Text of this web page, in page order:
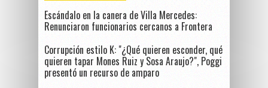
Escándalo en la canera de Villa Mercedes:
Renunciaron funcionarios cercanos a Frontera
Corrupción estilo K: "¿Qué quieren esconder, qué
quieren tapar Mones Ruiz y Sosa Araujo?", Poggi
presentó un recurso de amparo